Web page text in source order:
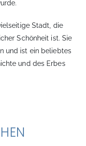
Stadt, die
Schönheit ist. Sie
und ist ein beliebtes
und des Erbes